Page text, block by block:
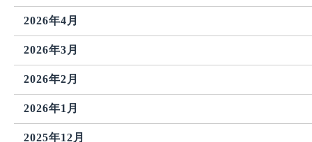
2026年4月
2026年3月
2026年2月
2026年1月
2025年12月